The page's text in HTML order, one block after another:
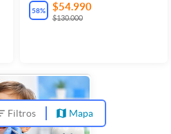
58% $54.990
$130.000
Filtros Mapa